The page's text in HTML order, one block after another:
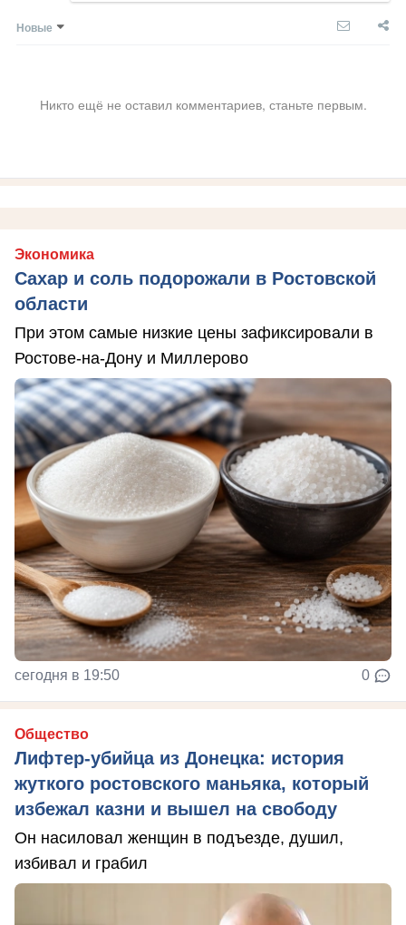
Новые
Никто ещё не оставил комментариев, станьте первым.
Экономика
Сахар и соль подорожали в Ростовской
области
При этом самые низкие цены зафиксировали в
Ростове-на-Дону и Миллерово
сегодня в 19:50 0
Общество
Лифтер-убийца из Донецка: история
жуткого ростовского маньяка, который
избежал казни и вышел на свободу
Он насиловал женщин в подъезде, душил,
избивал и грабил